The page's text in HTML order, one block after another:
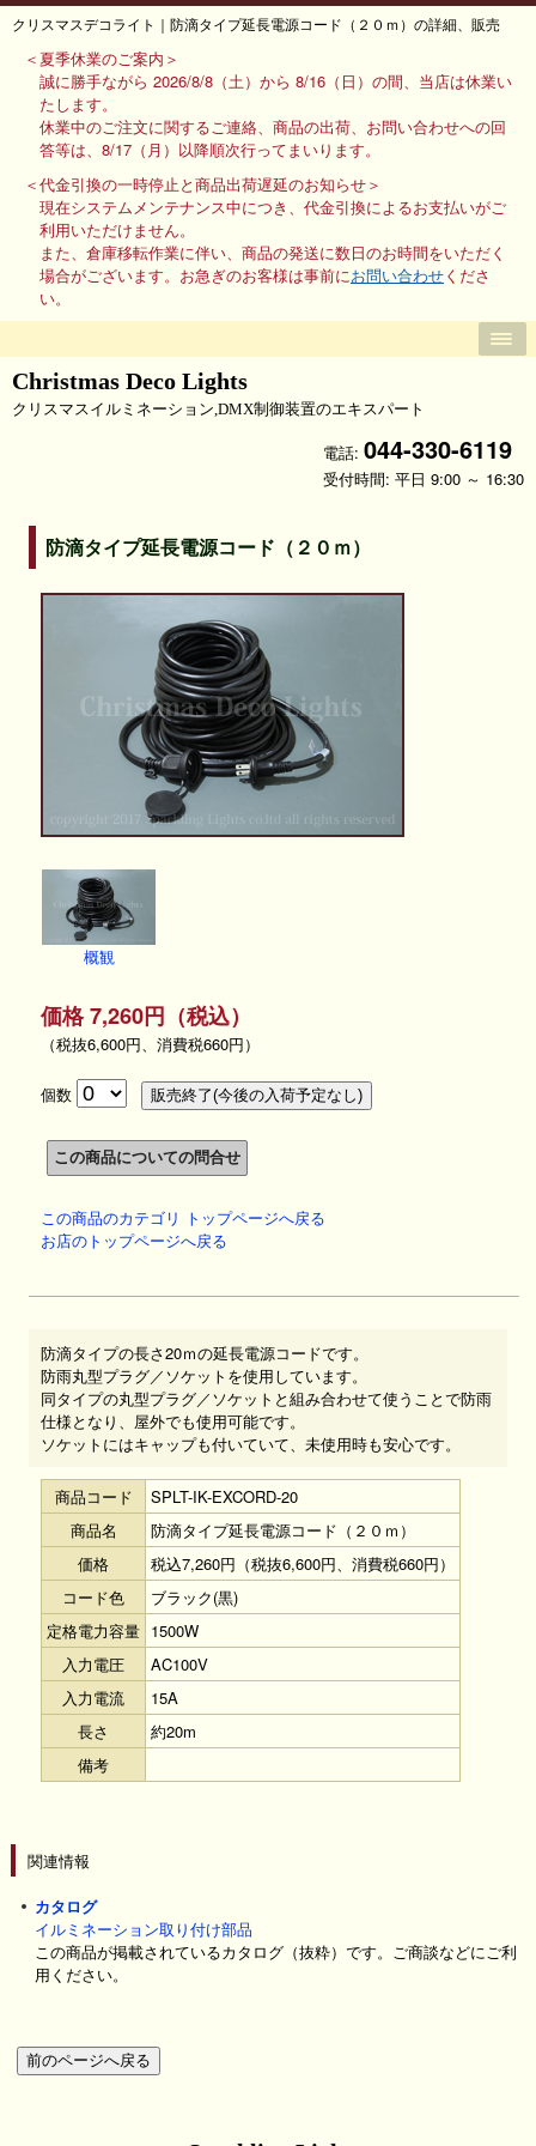
クリスマスデコライト｜防滴タイプ延長電源コード（２０ｍ）の詳細、販売
＜夏季休業のご案内＞
誠に勝手ながら 2026/8/8（土）から 8/16（日）の間、当店は休業い
たします。
休業中のご注文に関するご連絡、商品の出荷、お問い合わせへの回
答等は、8/17（月）以降順次行ってまいります。
＜代金引換の一時停止と商品出荷遅延のお知らせ＞
現在システムメンテナンス中につき、代金引換によるお支払いがご
利用いただけません。
また、倉庫移転作業に伴い、商品の発送に数日のお時間をいただく
場合がございます。お急ぎのお客様は事前にお問い合わせくださ
い。
Christmas Deco Lights
クリスマスイルミネーション,DMX制御装置のエキスパート
電話: 044-330-6119
受付時間: 平日 9:00 ～ 16:30
防滴タイプ延長電源コード（２０ｍ）
概観
価格 7,260円（税込）
（税抜6,600円、消費税660円）
個数
この商品のカテゴリ トップページへ戻る
お店のトップページへ戻る
防滴タイプの長さ20ｍの延長電源コードです。
防雨丸型プラグ／ソケットを使用しています。
同タイプの丸型プラグ／ソケットと組み合わせて使うことで防雨
仕様となり、屋外でも使用可能です。
ソケットにはキャップも付いていて、未使用時も安心です。
商品コード
SPLT-IK-EXCORD-20
商品名
防滴タイプ延長電源コード（２０ｍ）
価格
税込7,260円（税抜6,600円、消費税660円）
コード色
ブラック(黒)
定格電力容量 1500W
入力電圧
AC100V
入力電流
15A
長さ
約20m
備考
関連情報
カタログ
イルミネーション取り付け部品
この商品が掲載されているカタログ（抜粋）です。ご商談などにご利
用ください。